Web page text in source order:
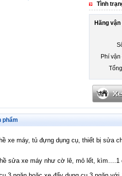
Tình
Hãng
Phí
phẩm
xe máy, tủ đựng dụng cụ, thiết bị sửa
sửa xe máy như cờ lê, mỏ lết, kìm….1